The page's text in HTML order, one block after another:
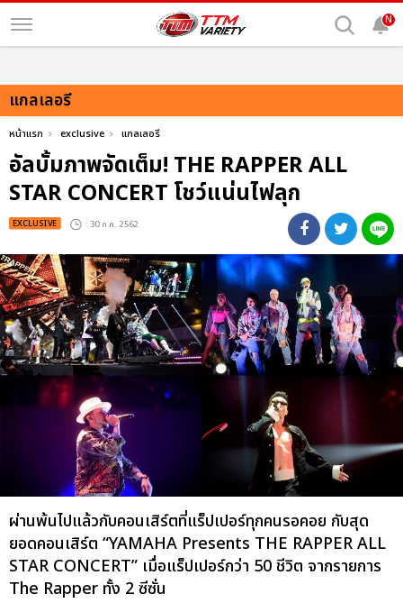
N
แกลเลอรี
หน้าแรก exclusive แกลเลอรี
อัลบั้มภาพจัดเต็ม! THE RAPPER ALL
STAR CONCERT โชว์แน่นไฟลุก
EXCLUSIVE : 30 ก.ค. 2562
ผ่านพ้นไปแล้วกับคอนเสิร์ตที่แร็ปเปอร์ทุกคนรอคอย กับสุด
ยอดคอนเสิร์ต “YAMAHA Presents THE RAPPER ALL
STAR CONCERT” เมื่อแร็ปเปอร์กว่า 50 ชีวิต จากรายการ
The Rapper ทั้ง 2 ซีซั่น